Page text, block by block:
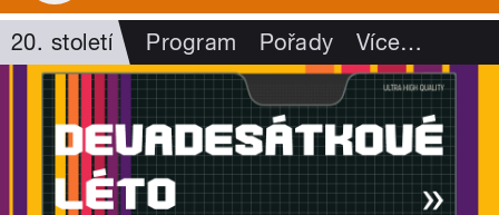
20. století Program Pořady Více…